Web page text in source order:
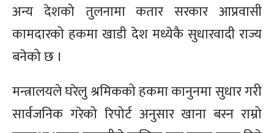
अन्य देशको तुलनामा कतार सरकार आप्रवासी
कामदारको हकमा खाडी देश मध्येकै सुधारवादी राज्य
बनेको छ ।
मन्त्रालयले घरेलु श्रमिकको हकमा कानुनमा सुधार गरी
सार्वजनिक गरेको रिपोर्ट अनुसार खाना बस्न राम्रो